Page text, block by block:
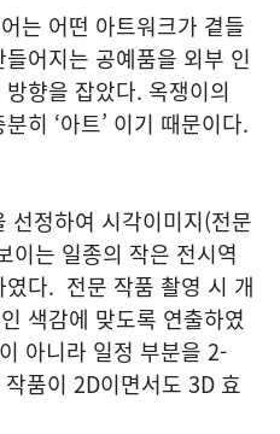
는 어떤 아트워크가 곁들
어지는 공예품을 외부 인
향을 잡았다. 옥쟁이의
히 ‘아트’ 이기 때문이다.
선정하여 시각이미지(전문
이는 일종의 작은 전시역
다. 전문 작품 촬영 시 개
색감에 맞도록 연출하였
아니라 일정 부분을 2-
품이 2D이면서도 3D 효